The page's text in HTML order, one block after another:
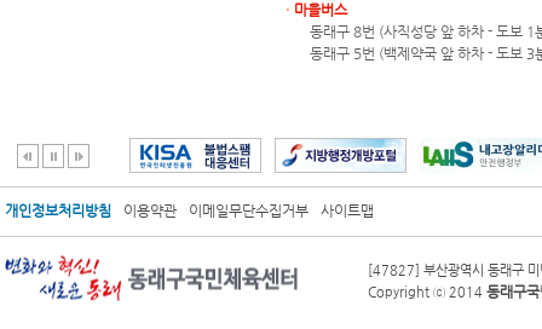
ㆍ 마을버스
동래구 8번 (사직성당 앞 하차 - 도보 1
동래구 5번 (백제약국 앞 하차 - 도보 3
개인정보처리방침 이용약관 이메일무단수집거부 사이트맵
[47827] 부산광역시 동래구
Copyright ⓒ 2014 동래구